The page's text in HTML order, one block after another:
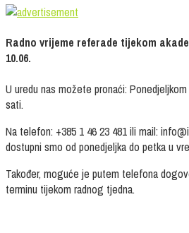
Radno vrijeme referade tijekom
10.06.
U uredu nas možete pronaći:
sati.
Na telefon: +385 1 46 23 481 ili mail:
dostupni smo od ponedjeljka do petka u
Također, moguće je putem telefona
terminu tijekom radnog tjedna.